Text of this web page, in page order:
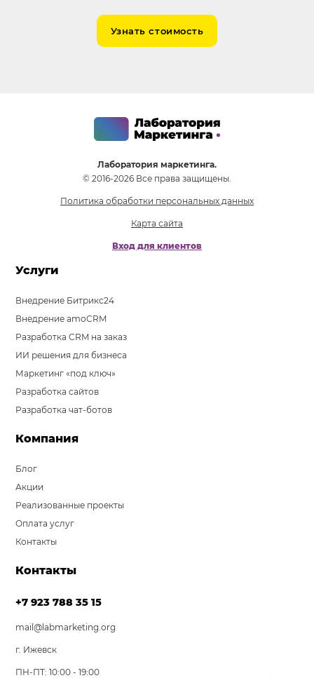
Узнать стоимость
Лаборатория маркетинга.
© 2016-2026 Все права защищены.
Политика обработки персональных данных
Карта сайта
Вход для клиентов
Услуги
Внедрение Битрикс24
Внедрение amoCRM
Разработка CRM на заказ
ИИ решения для бизнеса
Маркетинг «под ключ»
Разработка сайтов
Разработка чат-ботов
Компания
Блог
Акции
Реализованные проекты
Оплата услуг
Контакты
Контакты
+7 923 788 35 15
mail@labmarketing.org
г. Ижевск
ПН-ПТ: 10:00 - 19:00